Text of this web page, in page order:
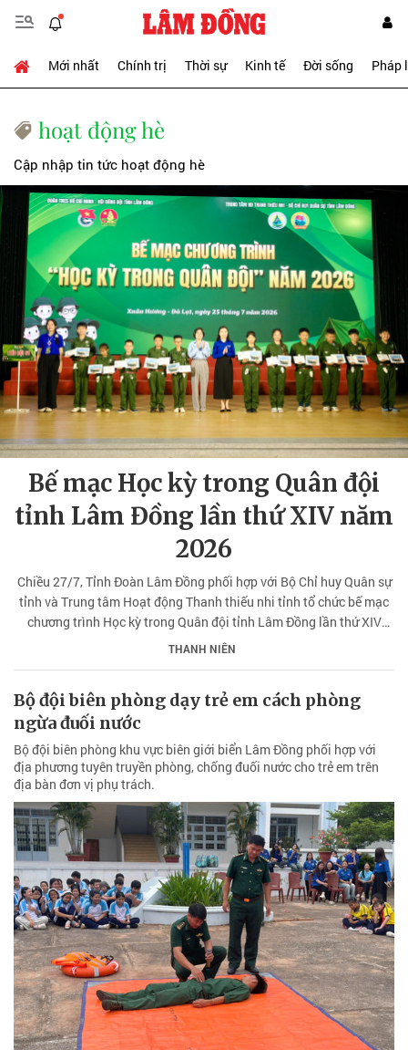
Mới nhất Chính trị Thời sự Kinh tế Đời sống Pháp
hoạt động hè
Cập nhập tin tức hoạt động hè
Bế mạc Học kỳ trong Quân đội
tỉnh Lâm Đồng lần thứ XIV năm
2026
Chiều 27/7, Tỉnh Đoàn Lâm Đồng phối hợp với Bộ Chỉ huy Quân sự
tỉnh và Trung tâm Hoạt động Thanh thiếu nhi tỉnh tổ chức bế mạc
chương trình Học kỳ trong Quân đội tỉnh Lâm Đồng lần thứ XIV
năm 2026 với chủ đề "Thép đã tôi thế đấy".
THANH NIÊN
Bộ đội biên phòng dạy trẻ em cách phòng
ngừa đuối nước
Bộ đội biên phòng khu vực biên giới biển Lâm Đồng phối hợp với
địa phương tuyên truyền phòng, chống đuối nước cho trẻ em trên
địa bàn đơn vị phụ trách.